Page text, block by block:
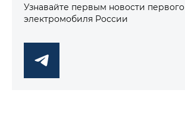
Узнавайте первым новости первого
электромобиля России